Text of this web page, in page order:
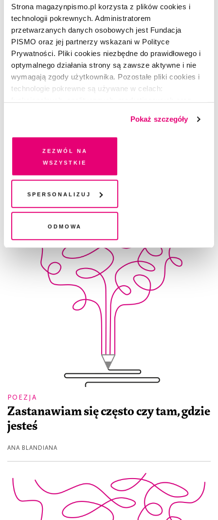
Strona magazynpismo.pl korzysta z plików cookies i
technologii pokrewnych. Administratorem
przetwarzanych danych osobowych jest Fundacja
PISMO oraz jej partnerzy wskazani w Polityce
Prywatności. Pliki cookies niezbędne do prawidłowego i
optymalnego działania strony są zawsze aktywne i nie
wymagają zgody użytkownika. Pozostałe pliki cookies i
technologie pokrewne są używane w celach:
dobrowolną zgodę na pliki cookies i technologie
pokrewne, zgadzasz się na przechowywanie informacji
na Twoim urządzeniu końcowym lub dostęp do niego i
przetwarzanie danych. Zgodę na wszystkie lub niektóre
chwili wycofać lub ponowić w zakładce "Ustawienia
plików cookie". Wycofanie zgody nie wpływa na
legalność przetwarzania danych przed jej wycofaniem
Pokaż szczegóły
Zezwól na
wszystkie
Spersonalizuj
Odmowa
Wiersz bez tytułu
POEZJA
Zastanawiam się często czy tam, gdzie
jesteś
ANA BLANDIANA